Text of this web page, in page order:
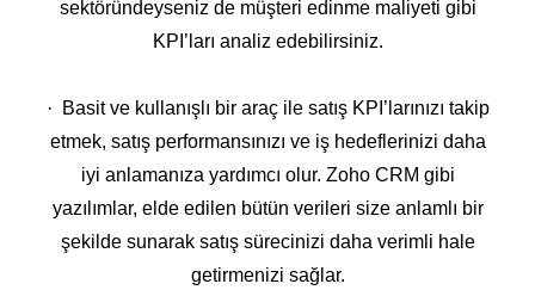
sektöründeyseniz de müşteri edinme maliyeti gibi
KPI’ları analiz edebilirsiniz.
· Basit ve kullanışlı bir araç ile satış KPI’larınızı takip
etmek, satış performansınızı ve iş hedeflerinizi daha
iyi anlamanıza yardımcı olur. Zoho CRM gibi
yazılımlar, elde edilen bütün verileri size anlamlı bir
şekilde sunarak satış sürecinizi daha verimli hale
getirmenizi sağlar.